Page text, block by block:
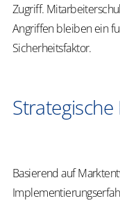
Zugriff.
Angriffen bleiben ein
Sicherheitsfaktor.
Basierend auf